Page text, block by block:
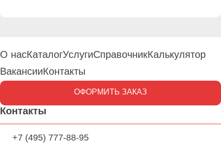
О насКаталогУслугиСправочникКалькулятор
ВакансииКонтакты
ОФОРМИТЬ ЗАКАЗ
Контакты
+7 (495) 777-88-95